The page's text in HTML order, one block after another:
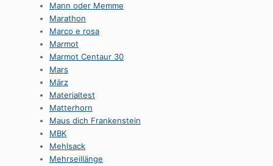
Mann oder Memme
Marathon
Marco e rosa
Marmot
Marmot Centaur 30
Mars
März
Materialtest
Matterhorn
Maus dich Frankenstein
MBK
Mehlsack
Mehrseillänge